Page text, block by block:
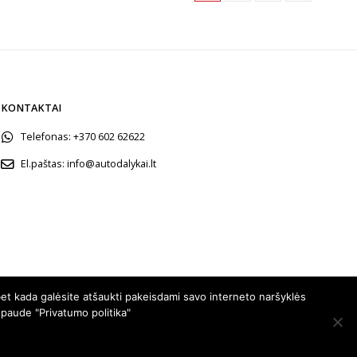
KONTAKTAI
Telefonas: +370 602 62622
El.paštas: info@autodalykai.lt
kada galėsite atšaukti pakeisdami savo interneto naršyklės
"Privatumo politika"